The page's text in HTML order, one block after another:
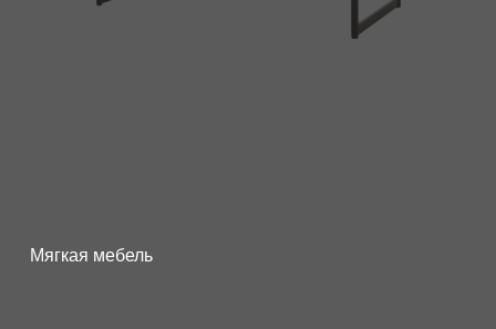
Мягкая мебель